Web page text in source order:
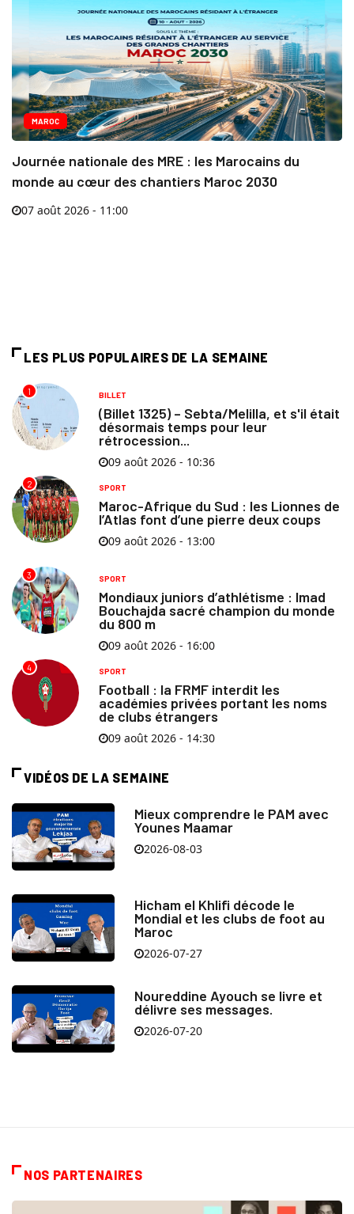
MAROC
Journée nationale des MRE : les Marocains du
monde au cœur des chantiers Maroc 2030
07 août 2026 - 11:00
LES PLUS POPULAIRES DE LA SEMAINE
1 BILLET
(Billet 1325) – Sebta/Melilla, et s'il était
désormais temps pour leur
rétrocession...
09 août 2026 - 10:36
2 SPORT
Maroc-Afrique du Sud : les Lionnes de
l’Atlas font d’une pierre deux coups
09 août 2026 - 13:00
3 SPORT
Mondiaux juniors d’athlétisme : Imad
Bouchajda sacré champion du monde
du 800 m
09 août 2026 - 16:00
4 SPORT
Football : la FRMF interdit les
académies privées portant les noms
de clubs étrangers
09 août 2026 - 14:30
VIDÉOS DE LA SEMAINE
Mieux comprendre le PAM avec
Younes Maamar
2026-08-03
Hicham el Khlifi décode le
Mondial et les clubs de foot au
Maroc
2026-07-27
Noureddine Ayouch se livre et
délivre ses messages.
2026-07-20
NOS PARTENAIRES